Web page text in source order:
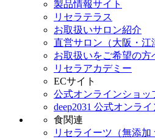
製品情報サイト
リセラテラス
お取扱いサロン紹介
直営サロン（大阪・江
お取扱いをご希望の方
リセラアカデミー
ECサイト
公式オンラインショッ
deep2031 公式オンラ
食関連
リセライーツ（無添加